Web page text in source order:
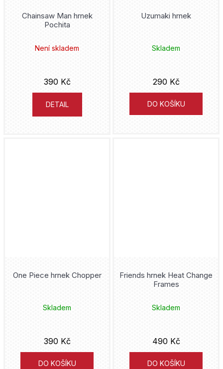
Chainsaw Man hrnek
Pochita
Není skladem
390 Kč
DETAIL
Uzumaki hrnek
Skladem
290 Kč
DO KOŠÍKU
One Piece hrnek Chopper
Skladem
390 Kč
DO KOŠÍKU
Friends hrnek Heat Change
Frames
Skladem
490 Kč
DO KOŠÍKU